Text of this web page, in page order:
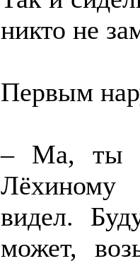
никто не
Первым
– Ма, ты
Лёхиному
видел.
может,